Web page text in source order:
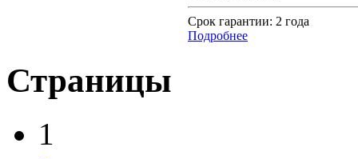
Срок гарантии: 2 года
Подробнее
Страницы
1